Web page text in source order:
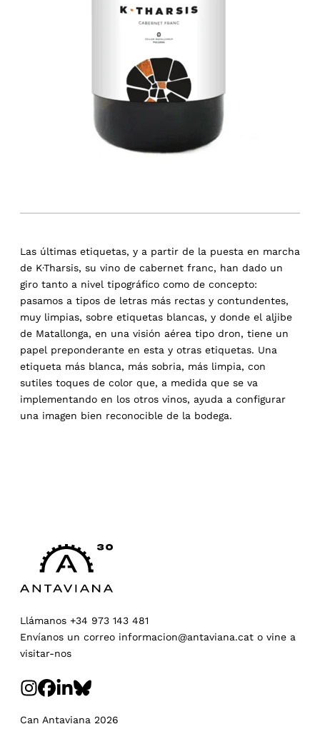
Las últimas etiquetas, y a partir de la puesta en marcha
de K·Tharsis, su vino de cabernet franc, han dado un
giro tanto a nivel tipográfico como de concepto:
pasamos a tipos de letras más rectas y contundentes,
muy limpias, sobre etiquetas blancas, y donde el aljibe
de Matallonga, en una visión aérea tipo dron, tiene un
papel preponderante en esta y otras etiquetas. Una
etiqueta más blanca, más sobria, más limpia, con
sutiles toques de color que, a medida que se va
implementando en los otros vinos, ayuda a configurar
una imagen bien reconocible de la bodega.
Llámanos +34 973 143 481
Envíanos un correo informacion@antaviana.cat o vine a
visitar-nos
Can Antaviana 2026